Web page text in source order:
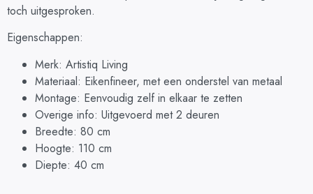
toch uitgesproken.
Eigenschappen:
Merk: Artistiq Living
Materiaal: Eikenfineer, met een onderstel van metaal
Montage: Eenvoudig zelf in elkaar te zetten
Overige info: Uitgevoerd met 2 deuren
Breedte: 80 cm
Hoogte: 110 cm
Diepte: 40 cm